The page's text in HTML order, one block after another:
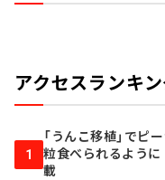
アクセスランキ
1
「うんこ移植」でピ
粒食べられるよう
載